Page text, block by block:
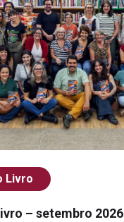
Livro
– setembro 2026